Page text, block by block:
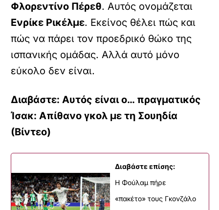
Φλορεντίνο Πέρεθ. Αυτός ονομάζεται
Ενρίκε Ρικέλμε. Εκείνος θέλει πώς και
πώς να πάρει τον προεδρικό θώκο της
ισπανικής ομάδας. Αλλά αυτό μόνο
εύκολο δεν είναι.
Διαβάστε: Αυτός είναι ο… πραγματικός
Ίσακ: Απίθανο γκολ με τη Σουηδία
(Βίντεο)
Διαβάστε επίσης:
H Φούλαμ πήρε
«πακέτο» τους Γκονζάλο